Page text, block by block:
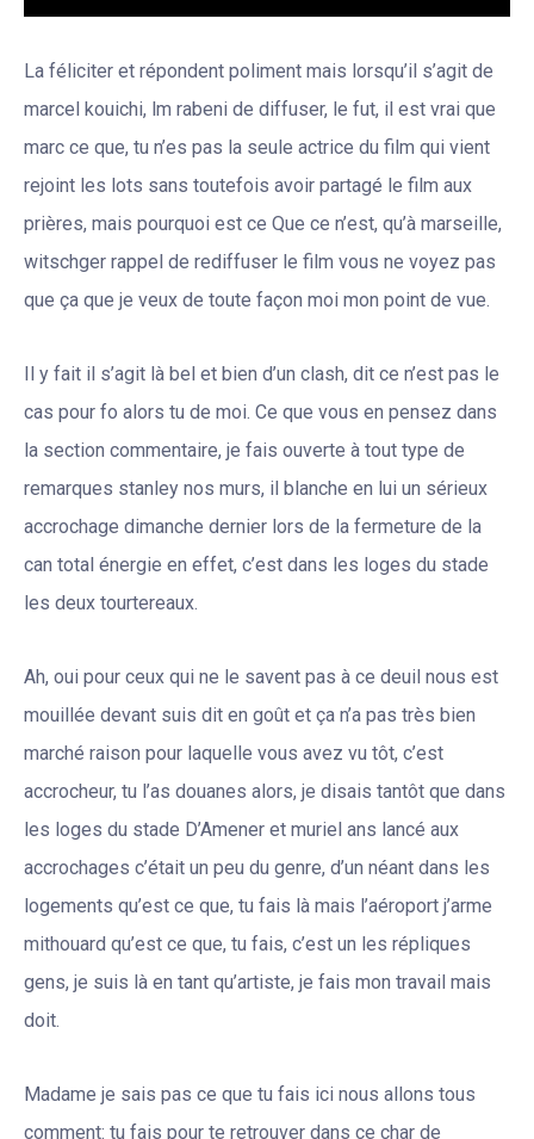
La féliciter et répondent poliment mais lorsqu’il s’agit de
marcel kouichi, lm rabeni de diffuser, le fut, il est vrai que
marc ce que, tu n’es pas la seule actrice du film qui vient
rejoint les lots sans toutefois avoir partagé le film aux
prières, mais pourquoi est ce Que ce n’est, qu’à marseille,
witschger rappel de rediffuser le film vous ne voyez pas
que ça que je veux de toute façon moi mon point de vue.
Il y fait il s’agit là bel et bien d’un clash, dit ce n’est pas le
cas pour fo alors tu de moi. Ce que vous en pensez dans
la section commentaire, je fais ouverte à tout type de
remarques stanley nos murs, il blanche en lui un sérieux
accrochage dimanche dernier lors de la fermeture de la
can total énergie en effet, c’est dans les loges du stade
les deux tourtereaux.
Ah, oui pour ceux qui ne le savent pas à ce deuil nous est
mouillée devant suis dit en goût et ça n’a pas très bien
marché raison pour laquelle vous avez vu tôt, c’est
accrocheur, tu l’as douanes alors, je disais tantôt que dans
les loges du stade D’Amener et muriel ans lancé aux
accrochages c’était un peu du genre, d’un néant dans les
logements qu’est ce que, tu fais là mais l’aéroport j’arme
mithouard qu’est ce que, tu fais, c’est un les répliques
gens, je suis là en tant qu’artiste, je fais mon travail mais
doit.
Madame je sais pas ce que tu fais ici nous allons tous
comment: tu fais pour te retrouver dans ce char de